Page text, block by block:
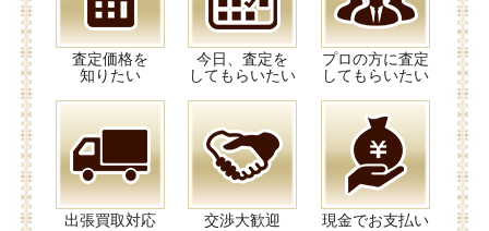
査定価格を
知りたい
今日、査定を
してもらいたい
プロの方に査定
してもらいたい
出張買取対応 交渉大歓迎 現金でお支払い